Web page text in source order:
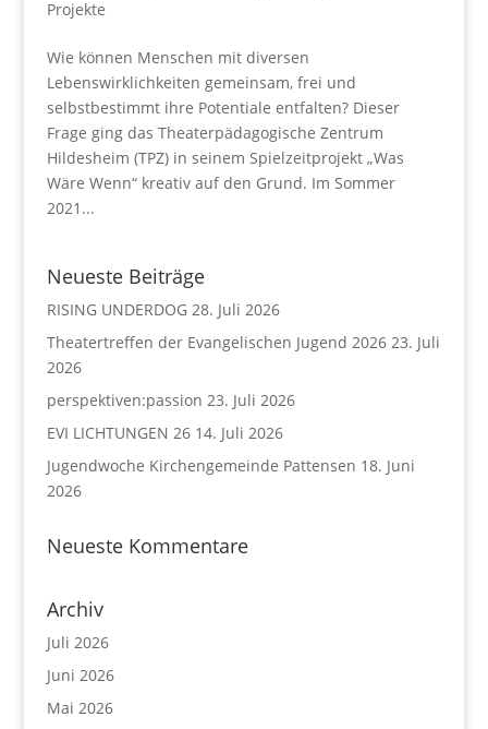
Projekte
Wie können Menschen mit diversen
Lebenswirklichkeiten gemeinsam, frei und
selbstbestimmt ihre Potentiale entfalten? Dieser
Frage ging das Theaterpädagogische Zentrum
Hildesheim (TPZ) in seinem Spielzeitprojekt „Was
Wäre Wenn“ kreativ auf den Grund. Im Sommer
2021...
Neueste Beiträge
RISING UNDERDOG 28. Juli 2026
Theatertreffen der Evangelischen Jugend 2026 23. Juli
2026
perspektiven:passion 23. Juli 2026
EVI LICHTUNGEN 26 14. Juli 2026
Jugendwoche Kirchengemeinde Pattensen 18. Juni
2026
Neueste Kommentare
Archiv
Juli 2026
Juni 2026
Mai 2026